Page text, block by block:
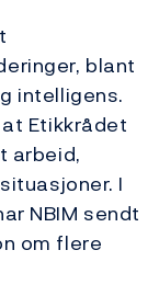
blant
intelligens.
Etikkrådet
arbeid,
I
NBIM sendt
om flere